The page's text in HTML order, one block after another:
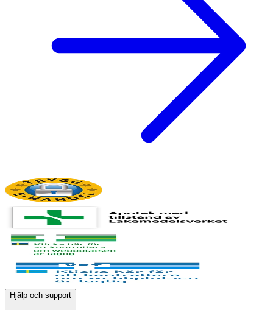
Hjälp och support